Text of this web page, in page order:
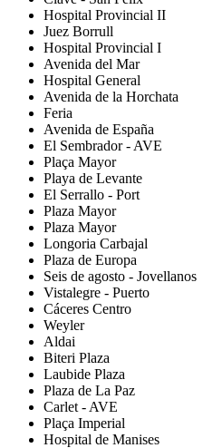
Hospital Provincial II
Juez Borrull
Hospital Provincial I
Avenida del Mar
Hospital General
Avenida de la Horchata
Feria
Avenida de España
El Sembrador - AVE
Plaça Mayor
Playa de Levante
El Serrallo - Port
Plaza Mayor
Plaza Mayor
Longoria Carbajal
Plaza de Europa
Seis de agosto - Jovellanos
Vistalegre - Puerto
Cáceres Centro
Weyler
Aldai
Biteri Plaza
Laubide Plaza
Plaza de La Paz
Carlet - AVE
Plaça Imperial
Hospital de Manises